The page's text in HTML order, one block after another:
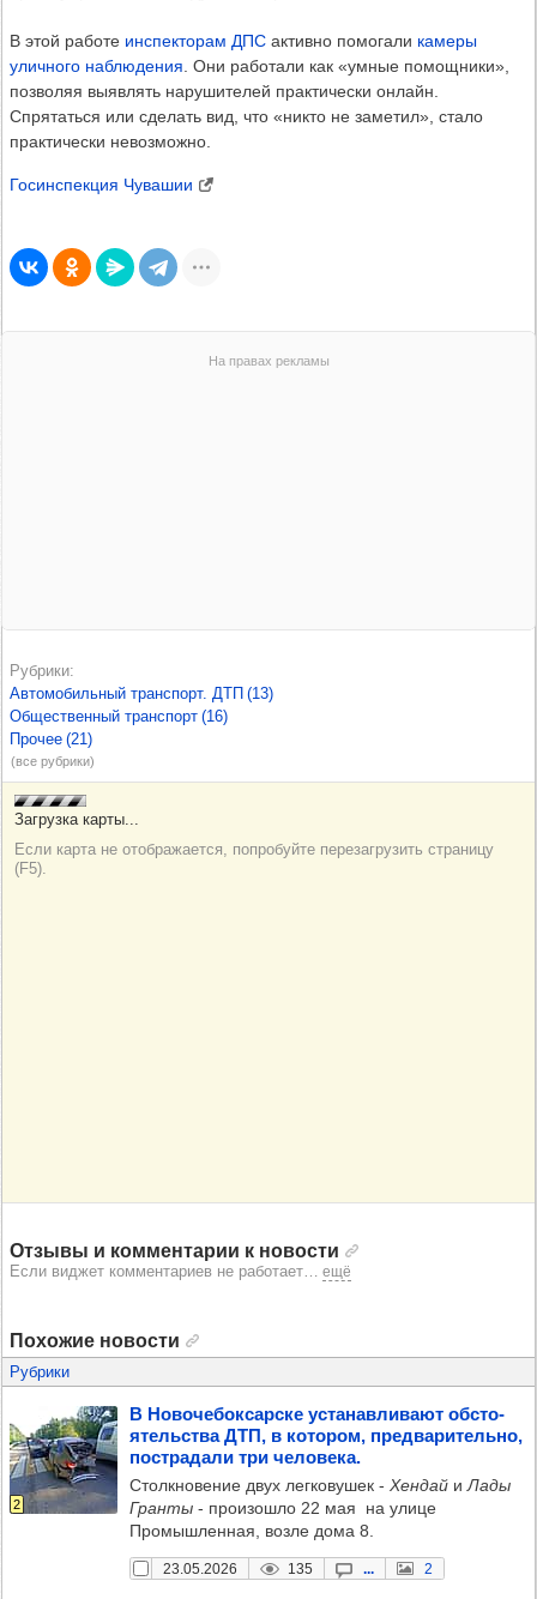
В этой работе инспекторам ДПС активно помогали камеры
уличного наблюдения . Они работали как «умные помощники»,
позволяя выявлять нарушителей практически онлайн.
Спрятаться или сделать вид, что «никто не заметил», стало
практически невозможно.
Госинспекция Чувашии
Рубрики
Автомобильный транспорт. ДТП (13)
Общественный транспорт (16)
Прочее (21)
(все рубрики)
Отзывы и комментарии к новости
Если виджет комментариев не работает… ещё
Похожие новости
Рубрики
2
В Ново­че­бок­сар­ске уста­нав­ли­вают обсто­
ятель­ства ДТП, в кото­ром, пред­ва­ри­тельно,
пос­тра­дали три чело­века.
Столкновение двух легковушек - Хендай и Лады
Гранты - произошло 22 мая на улице
Промышленная, возле дома 8.
23.05.2026 135 ... 2